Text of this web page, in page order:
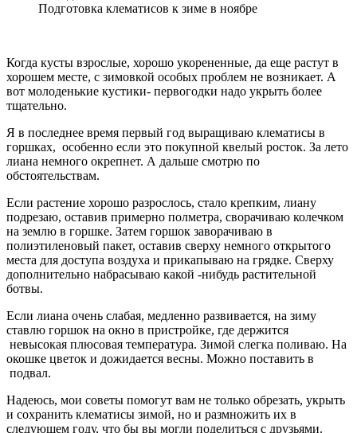
Подготовка клематисов к зиме в ноябре
Когда кусты взрослые, хорошо укорененные, да еще растут в
хорошем месте, с зимовкой особых проблем не возникает. А
вот молоденькие кустики- первогодки надо укрыть более
тщательно.
Я в последнее время первый год выращиваю клематисы в
горшках, особенно если это покупной квелый росток. За лето
лиана немного окрепнет. А дальше смотрю по
обстоятельствам.
Если растение хорошо разрослось, стало крепким, лиану
подрезаю, оставив примерно полметра, сворачиваю колечком
на землю в горшке. Затем горшок заворачиваю в
полиэтиленовый пакет, оставив сверху немного открытого
места для доступа воздуха и прикапываю на грядке. Сверху
дополнительно набрасываю какой -нибудь растительной
ботвы.
Если лиана очень слабая, медленно развивается, на зиму
ставлю горшок на окно в пристройке, где держится
невысокая плюсовая температура. Зимой слегка поливаю. На
окошке цветок и дожидается весны. Можно поставить в
подвал.
Надеюсь, мои советы помогут вам не только обрезать, укрыть
и сохранить клематисы зимой, но и размножить их в
следующем году, что бы вы могли поделиться с друзьями.